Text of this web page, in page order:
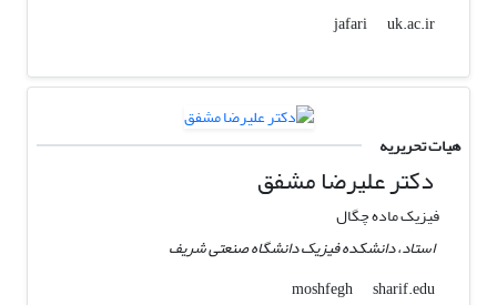
jafari
uk.ac.ir
هیات تحریریه
دکتر علیرضا مشفق
فیزیک ماده چگال
استاد، دانشکده فیزیک دانشگاه صنعتی شریف
moshfegh
sharif.edu